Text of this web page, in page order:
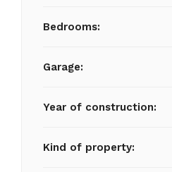
Bedrooms:
Garage:
Year of construction:
Kind of property: